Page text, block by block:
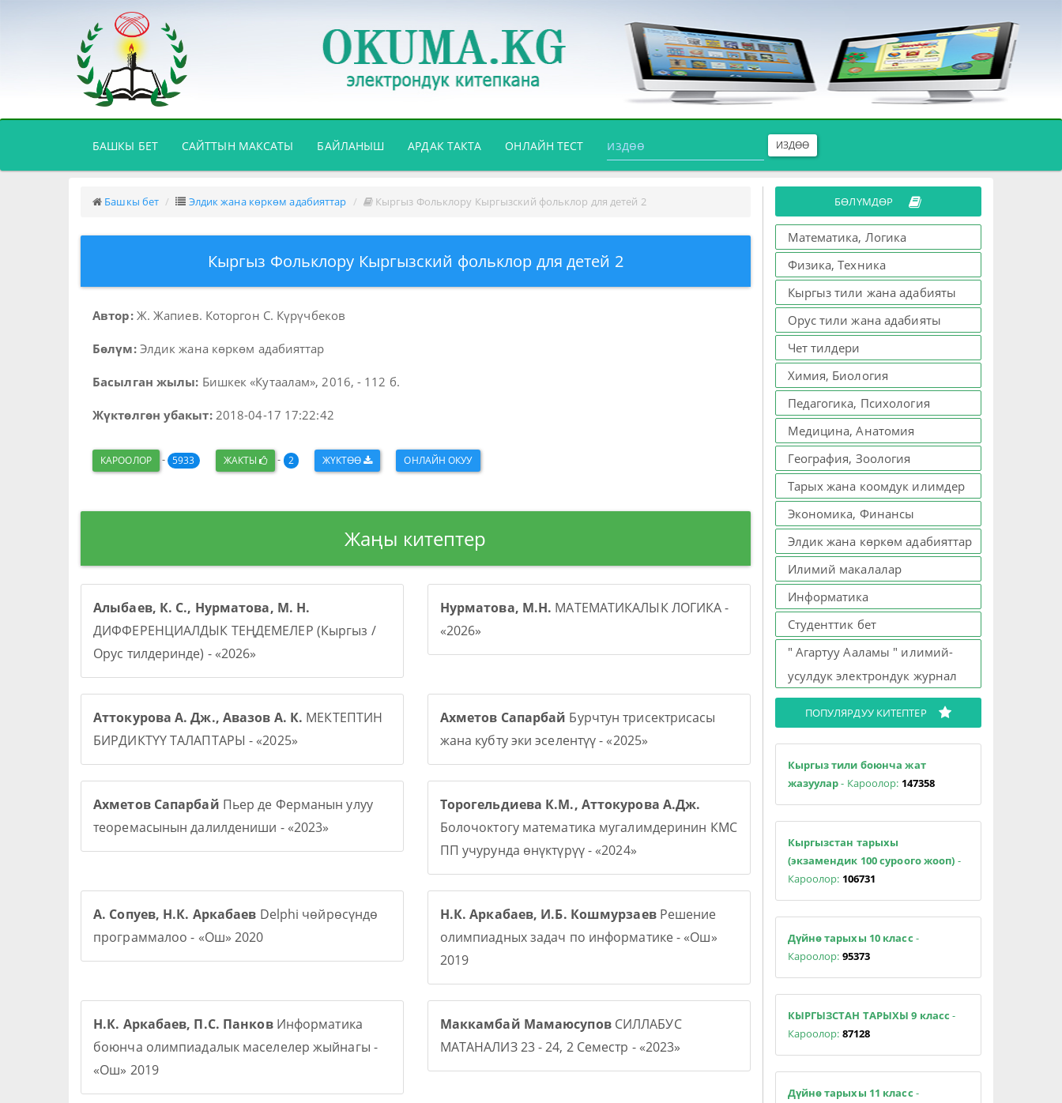
БАШКЫ БЕТ(CURRENT)
САЙТТЫН МАКСАТЫ БАЙЛАНЫШ АРДАК ТАКТА ОНЛАЙН ТЕСТ ИЗДӨӨ
Башкы бет Элдик жана көркөм адабияттар Кыргыз Фольклору Кыргызский фольклор для детей 2
Кыргыз Фольклору Кыргызский фольклор для детей 2
Автор:Ж. Жапиев. Которгон С. Күрүчбеков
Бөлүм:Элдик жана көркөм адабияттар
Басылган жылы: Бишкек «Кутаалам», 2016, - 112 б.
Жүктөлгөн убакыт:2018-04-17 17:22:42
КАРООЛОР - 5933 ЖАКТЫ - 2 ЖҮКТӨӨ ОНЛАЙН ОКУУ
Жаңы китептер
Алыбаев, К. С., Нурматова, М. Н.
ДИФФЕРЕНЦИАЛДЫК ТЕҢДЕМЕЛЕР (Кыргыз /
Орус тилдеринде) - «2026»
Нурматова, М.Н. МАТЕМАТИКАЛЫК ЛОГИКА -
«2026»
Аттокурова А. Дж., Авазов А. К. МЕКТЕПТИН
БИРДИКТҮҮ ТАЛАПТАРЫ - «2025»
Ахметов Сапарбай Бурчтун трисектрисасы
жана кубту эки эселентүү - «2025»
Ахметов Сапарбай Пьер де Ферманын улуу
теоремасынын далилдениши - «2023»
Торогельдиева К.М., Аттокурова А.Дж.
Болочоктогу математика мугалимдеринин КМС
ПП учурунда өнүктүрүү - «2024»
А. Сопуев, Н.К. Аркабаев Delphi чөйрөсүндө
программалоо - «Ош» 2020
Н.К. Аркабаев, И.Б. КошмурзаевРешение
олимпиадных задач по информатике - «Ош»
2019
Н.К. Аркабаев, П.С. ПанковИнформатика
боюнча олимпиадалык маселелер жыйнагы -
«Ош» 2019
Маккамбай МамаюсуповСИЛЛАБУС
МАТАНАЛИЗ 23 - 24, 2 Семестр - «2023»
БӨЛҮМДӨР
Математика, Логика
Физика, Техника
Кыргыз тили жана адабияты
Орус тили жана адабияты
Чет тилдери
Химия, Биология
Педагогика, Психология
Медицина, Анатомия
География, Зоология
Тарых жана коомдук илимдер
Экономика, Финансы
Элдик жана көркөм адабияттар
Илимий макалалар
Информатика
Студенттик бет
" Агартуу Ааламы " илимий-
усулдук электрондук журнал
ПОПУЛЯРДУУ КИТЕПТЕР
Кыргыз тили боюнча жат
жазуулар- Кароолор: 147358
Кыргызстан тарыхы
(экзамендик 100 суроого жооп) -
Кароолор: 106731
Дүйнө тарыхы 10 класс -
Кароолор: 95373
КЫРГЫЗСТАН ТАРЫХЫ 9 класс -
Кароолор: 87128
Дүйнө тарыхы 11 класс -